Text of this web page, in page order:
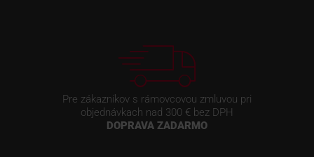
Pre zákazníkov s rámovcovou zmluvou pri
objednávkach nad 300 € bez DPH
DOPRAVA ZADARMO